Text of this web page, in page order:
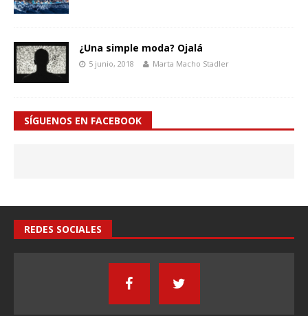
¿Una simple moda? Ojalá
5 junio, 2018 Marta Macho Stadler
SÍGUENOS EN FACEBOOK
REDES SOCIALES